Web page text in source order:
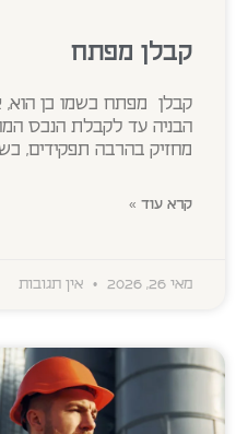
קבלן מפתח
קבלן מפתח כשמו כן הוא,
הבניה עד לקבלת הנכס
מחזיק בהרבה תפקידים,
קרא עוד »
מאי 26, 2026 אין תגובות